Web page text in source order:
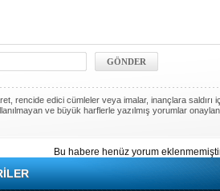
rencide edici cümleler veya imalar, inançlara saldırı
ve büyük harflerle yazılmış yorumlar
Bu habere henüz yorum